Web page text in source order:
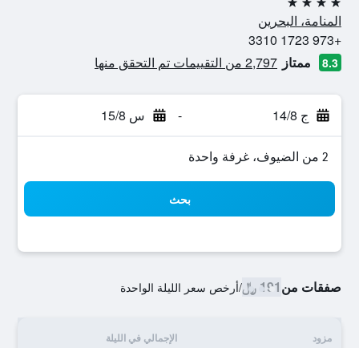
4 نجوم
المنامة، البحرين
+973 1723 3310
8.3 ممتاز 2,797 من التقييمات تم التحقق منها
ج 14/8 - س 15/8
2 من الضيوف، غرفة واحدة
بحث
صفقات من191 ﷼ /أرخص سعر الليلة الواحدة
مزود الإجمالي في الليلة